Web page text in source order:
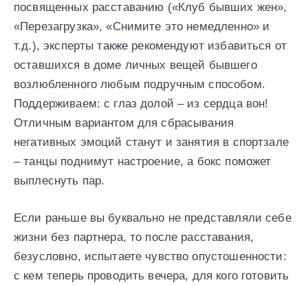
посвященных расставанию («Клуб бывших жен»,
«Перезагрузка», «Снимите это немедленно» и
т.д.), эксперты также рекомендуют избавиться от
оставшихся в доме личных вещей бывшего
возлюбленного любым подручным способом.
Поддерживаем: с глаз долой – из сердца вон!
Отличным вариантом для сбрасывания
негативных эмоций станут и занятия в спортзале
– танцы поднимут настроение, а бокс поможет
выплеснуть пар.
Если раньше вы буквально не представляли себе
жизни без партнера, то после расставания,
безусловно, испытаете чувство опустошенности:
с кем теперь проводить вечера, для кого готовить